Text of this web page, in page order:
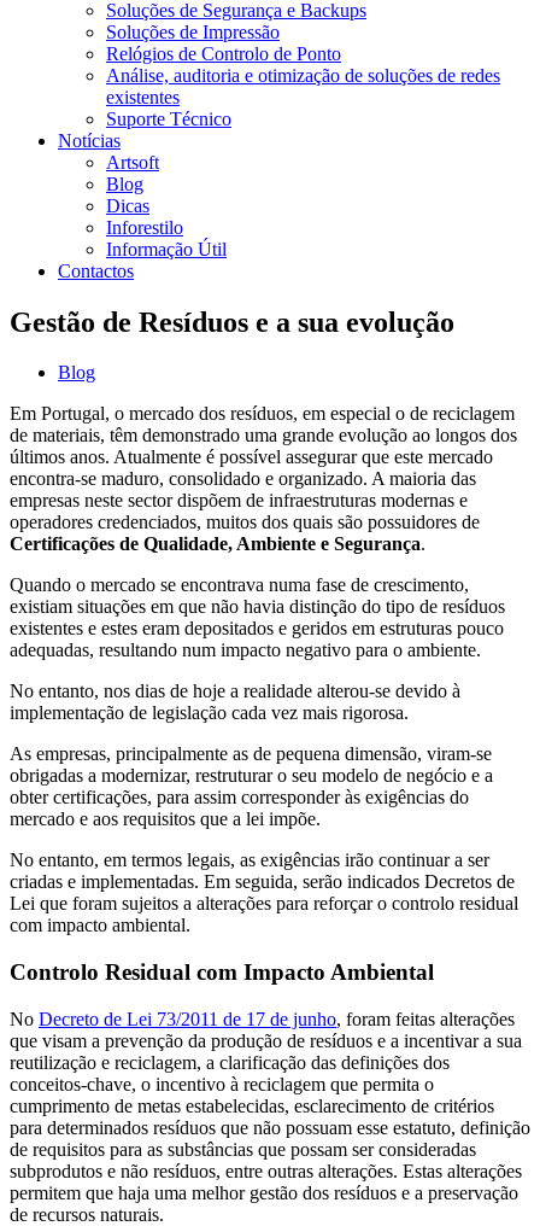
Soluções de Segurança e Backups
Soluções de Impressão
Relógios de Controlo de Ponto
Análise, auditoria e otimização de soluções de redes
existentes
Suporte Técnico
Notícias
Artsoft
Blog
Dicas
Inforestilo
Informação Útil
Contactos
Gestão de Resíduos e a sua evolução
Blog
Em Portugal, o mercado dos resíduos, em especial o de reciclagem
de materiais, têm demonstrado uma grande evolução ao longos dos
últimos anos. Atualmente é possível assegurar que este mercado
encontra-se maduro, consolidado e organizado. A maioria das
empresas neste sector dispõem de infraestruturas modernas e
operadores credenciados, muitos dos quais são possuidores de
Certificações de Qualidade, Ambiente e Segurança.
Quando o mercado se encontrava numa fase de crescimento,
existiam situações em que não havia distinção do tipo de resíduos
existentes e estes eram depositados e geridos em estruturas pouco
adequadas, resultando num impacto negativo para o ambiente.
No entanto, nos dias de hoje a realidade alterou-se devido à
implementação de legislação cada vez mais rigorosa.
As empresas, principalmente as de pequena dimensão, viram-se
obrigadas a modernizar, restruturar o seu modelo de negócio e a
obter certificações, para assim corresponder às exigências do
mercado e aos requisitos que a lei impõe.
No entanto, em termos legais, as exigências irão continuar a ser
criadas e implementadas. Em seguida, serão indicados Decretos de
Lei que foram sujeitos a alterações para reforçar o controlo residual
com impacto ambiental.
Controlo Residual com Impacto Ambiental
No Decreto de Lei 73/2011 de 17 de junho, foram feitas alterações
que visam a prevenção da produção de resíduos e a incentivar a sua
reutilização e reciclagem, a clarificação das definições dos
conceitos-chave, o incentivo à reciclagem que permita o
cumprimento de metas estabelecidas, esclarecimento de critérios
para determinados resíduos que não possuam esse estatuto, definição
de requisitos para as substâncias que possam ser consideradas
subprodutos e não resíduos, entre outras alterações. Estas alterações
permitem que haja uma melhor gestão dos resíduos e a preservação
de recursos naturais.